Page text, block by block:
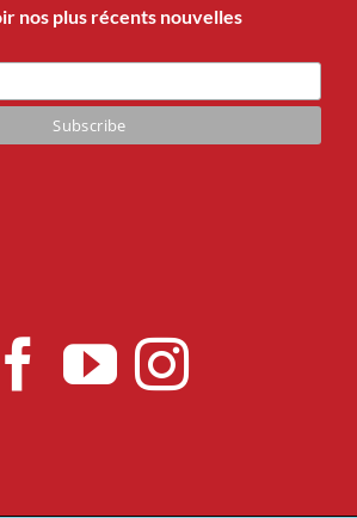
nos plus récents nouvelles